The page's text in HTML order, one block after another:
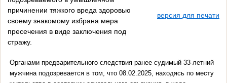
причинении тяжкого вреда здоровью
своему знакомому избрана мера
пресечения в виде заключения под
стражу.
версия для печати
Органами предварительного следствия ранее судимый 33-летний
мужчина подозревается в том, что 08.02.2025, находясь по месту